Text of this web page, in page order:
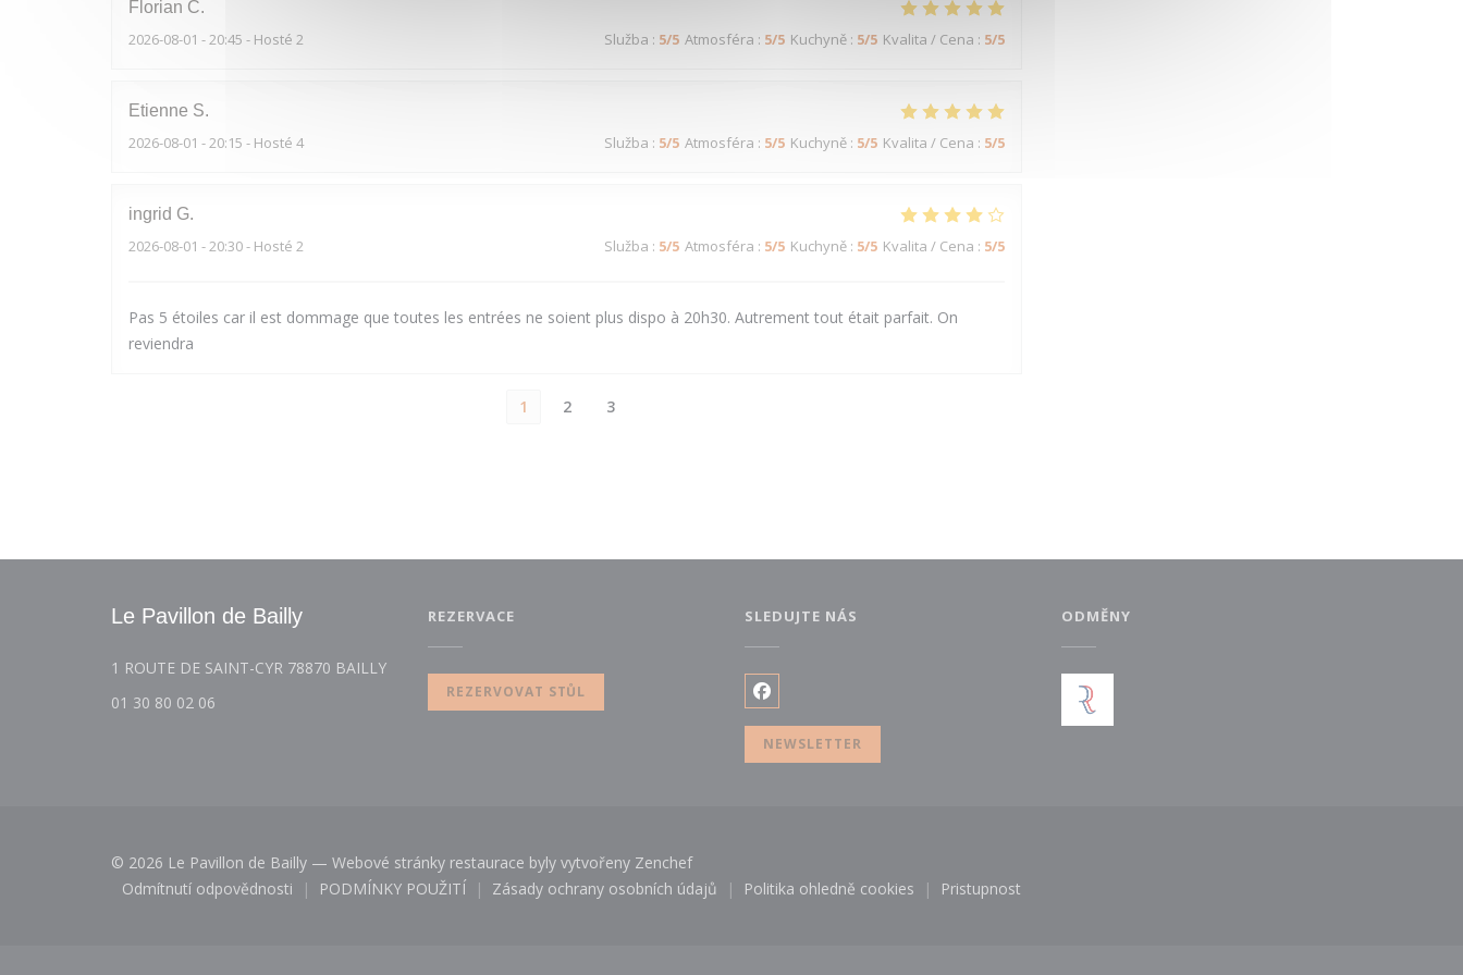
Florian C
2026-08-01 - 20:45 - Hosté 2 Služba : 5/5 Atmosféra : 5/5 Kuchyně : 5/5 Kvalita / Cena : 5/5
Etienne S
2026-08-01 - 20:15 - Hosté 4 Služba : 5/5 Atmosféra : 5/5 Kuchyně : 5/5 Kvalita / Cena : 5/5
ingrid G
2026-08-01 - 20:30 - Hosté 2 Služba : 5/5 Atmosféra : 5/5 Kuchyně : 5/5 Kvalita / Cena : 5/5
Pas 5 étoiles car il est dommage que toutes les entrées ne soient plus dispo à 20h30. Autrement tout était parfait. On
reviendra
1 2 3
Le Pavillon de Bailly
1 ROUTE DE SAINT-CYR 78870 BAILLY((otevře se v novém okně))
01 30 80 02 06
REZERVACE
REZERVOVAT STŮL
SLEDUJTE NÁS
Facebook ((otevře se v novém okně))
NEWSLETTER
ODMĚNY
© 2026 Le Pavillon de Bailly — Webové stránky restaurace byly vytvořeny Zenchef((otevře se v novém okně))
Odmítnutí odpovědnosti
((otevře se v novém okně))
PODMÍNKY POUŽITÍ
((otevře se v novém okně))
Zásady ochrany osobních údajů
((otevře se v novém okně))
Politika ohledně cookies
((otevře se v novém okně))
Pristupnost
((otevře se v novém okně))